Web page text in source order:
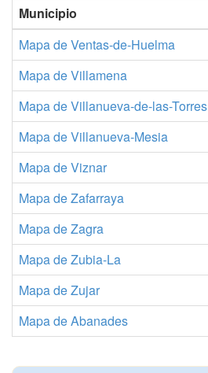
Municipio
Mapa de Ventas-de-Huelma
Mapa de Villamena
Mapa de Villanueva-de-las-Torres
Mapa de Villanueva-Mesia
Mapa de Viznar
Mapa de Zafarraya
Mapa de Zagra
Mapa de Zubia-La
Mapa de Zujar
Mapa de Abanades